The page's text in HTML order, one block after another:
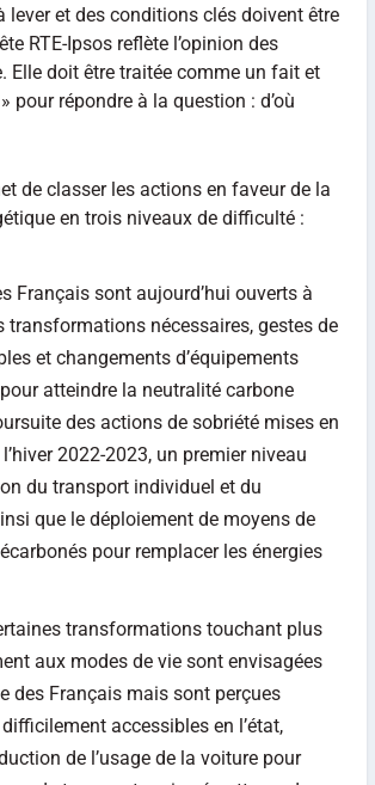
lever et des conditions clés doivent être
RTE-Ipsos reflète l’opinion des
Elle doit être traitée comme un fait et
pour répondre à la question : d’où
de classer les actions en faveur de la
en trois niveaux de difficulté :
Français sont aujourd’hui ouverts à
transformations nécessaires, gestes de
et changements d’équipements
atteindre la neutralité carbone
des actions de sobriété mises en
2022-2023, un premier niveau
du transport individuel et du
que le déploiement de moyens de
pour remplacer les énergies
transformations touchant plus
aux modes de vie sont envisagées
des Français mais sont perçues
accessibles en l’état,
de l’usage de la voiture pour